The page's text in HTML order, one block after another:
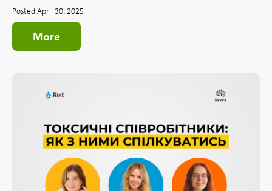
Posted April 30, 2025
More